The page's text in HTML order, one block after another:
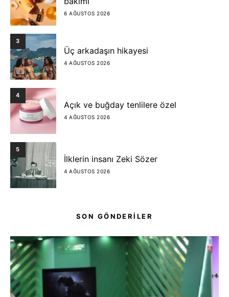
6 AĞUSTOS 2026
3
Üç arkadaşın hikayesi
4 AĞUSTOS 2026
4
Açık ve buğday tenlilere özel
4 AĞUSTOS 2026
5
İlklerin insanı Zeki Sözer
4 AĞUSTOS 2026
SON GÖNDERİLER